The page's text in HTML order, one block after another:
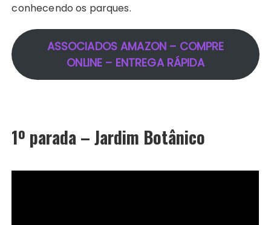
conhecendo os parques.
ASSOCIADOS AMAZON – COMPRE
ONLINE – ENTREGA RÁPIDA
1º parada – Jardim Botânico